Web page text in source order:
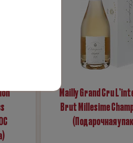
Mailly Grand Cru
Brut Millesime
(Подарочная